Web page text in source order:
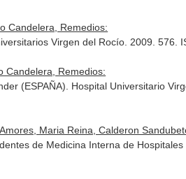
Candelera, Remedios:
Virgen del Rocío . 2009. 576.
Candelera, Remedios:
(ESPAÑA). Hospital Universitario
Maria Reina, Calderon
de Medicina Interna de